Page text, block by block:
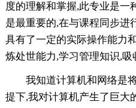
度的理解和掌握,此专业是一
是最重要的,在与课程同步进
具有了一定的实际操作能力
炼处世能力,学习管理知识,吸
我知道计算机和网络是
提下,我对计算机产生了巨大